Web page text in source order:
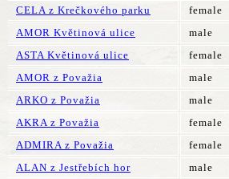
CELA z Krečkového parku
female
AMOR Květinová ulice
male
ASTA Květinová ulice
female
AMOR z Považia
male
ARKO z Považia
male
AKRA z Považia
female
ADMIRA z Považia
female
ALAN z Jestřebích hor
male